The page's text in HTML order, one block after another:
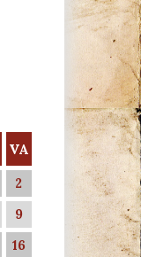
VA
2
9
16